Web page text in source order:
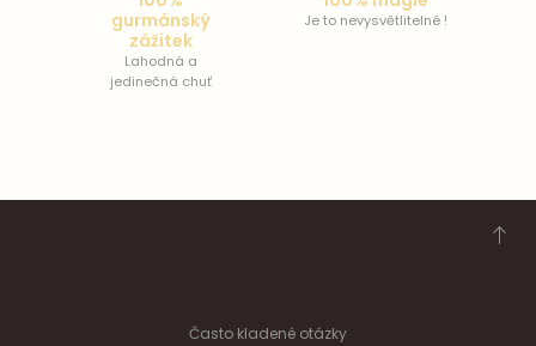
gurmánský
zážitek
Lahodná a
jedinečná chuť
Je to nevysvětlitelné !
Často kladené otázky